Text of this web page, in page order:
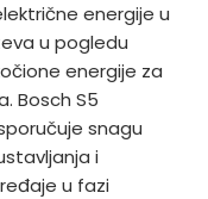
energije u
u pogledu
energije za
Bosch S5
snagu
i
u fazi